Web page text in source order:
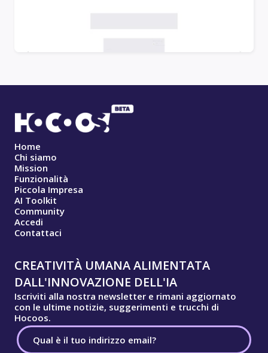
Home
Chi siamo
Mission
Funzionalità
Piccola Impresa
AI Toolkit
Community
Accedi
Contattaci
CREATIVITÀ UMANA ALIMENTATA
DALL'INNOVAZIONE DELL'IA
Iscriviti alla nostra newsletter e rimani aggiornato
con le ultime notizie, suggerimenti e trucchi di
Hocoos.